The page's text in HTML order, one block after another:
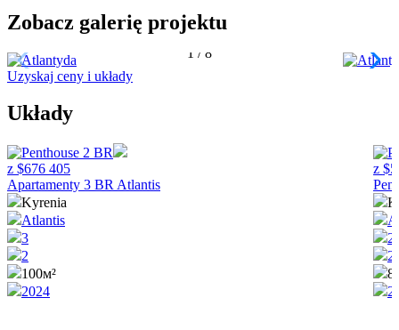
Zobacz galerię projektu
1 / 8
Uzyskaj ceny i układy
Układy
z $676 405
Apartamenty 3 BR Atlantis
Kyrenia
Atlantis
3
2
100м²
2024
z $
2
2